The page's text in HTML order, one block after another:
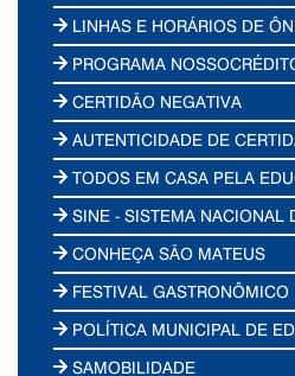
LINHAS E HORÁRIOS DE
PROGRAMA
CERTIDÃO NEGATIVA
AUTENTICIDADE DE
TODOS EM CASA PELA
SINE - SISTEMA NACIONAL
CONHEÇA SÃO MATEUS
FESTIVAL GASTRONÔMICO
POLÍTICA MUNICIPAL DE
SAMOBILIDADE